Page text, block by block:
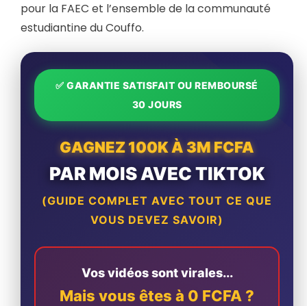
pour la FAEC et l’ensemble de la communauté
estudiantine du Couffo.
✅ GARANTIE SATISFAIT OU REMBOURSÉ
30 JOURS
GAGNEZ 100K À 3M FCFA
PAR MOIS AVEC TIKTOK
(GUIDE COMPLET AVEC TOUT CE QUE
VOUS DEVEZ SAVOIR)
Vos vidéos sont virales...
Mais vous êtes à 0 FCFA ?